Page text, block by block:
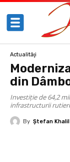
Actualităţi
din
Investiție de 64,2
infrastructurii
By Ştefan Khalil